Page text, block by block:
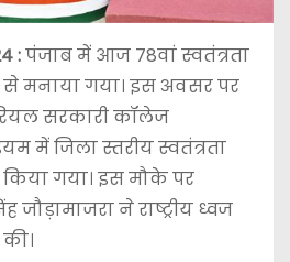
:पंजाब में आज 78वां स्वतंत्रता
से मनाया गया। इस अवसर पर
सरकारी कॉलेज
में जिला स्तरीय स्वतंत्रता
गया। इस मौके पर
जौड़ामाजरा ने राष्ट्रीय ध्वज